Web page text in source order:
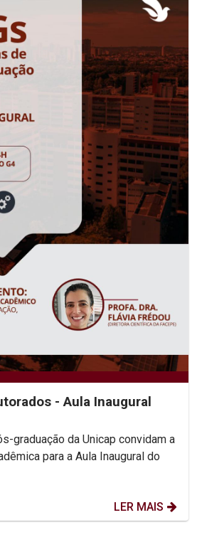
- Aula Inaugural
graduação da Unicap convidam a
para a Aula Inaugural do
LER MAIS